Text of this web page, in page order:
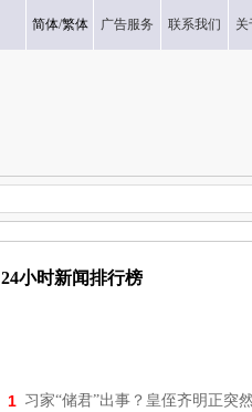
简体/繁体 广告服务 联系我们 关
24小时新闻排行榜
1 习家“储君”出事？皇侄齐明正突